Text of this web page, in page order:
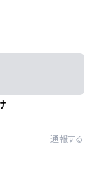
通報する